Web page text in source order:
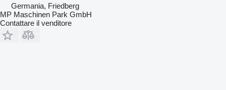
Germania, Friedberg
MP Maschinen Park GmbH
Contattare il venditore